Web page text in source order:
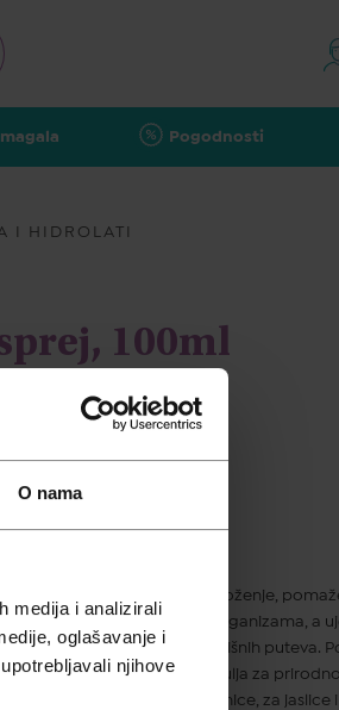
O nama
medija i analizirali
oglašavanje i
njihove
Pogodnosti
I HIDROLATI
100ml
tate i bebe. Podiže raspoloženje,
u borbi protiv mikroorganizama, a
i pročišćavanja dišnih puteva.
sprej na bazi eteričnih ulja za prirodno
borave bebe, djeca, trudnice, za jaslice